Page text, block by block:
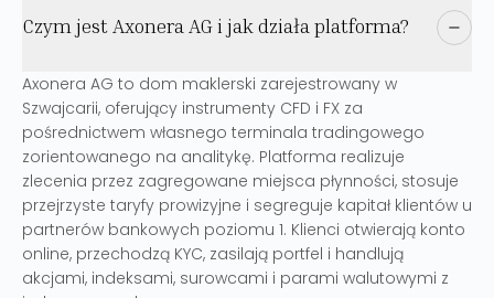
Czym jest Axonera AG i jak działa platforma?
Axonera AG to dom maklerski zarejestrowany w
Szwajcarii, oferujący instrumenty CFD i FX za
pośrednictwem własnego terminala tradingowego
zorientowanego na analitykę. Platforma realizuje
zlecenia przez zagregowane miejsca płynności, stosuje
przejrzyste taryfy prowizyjne i segreguje kapitał klientów u
partnerów bankowych poziomu 1. Klienci otwierają konto
online, przechodzą KYC, zasilają portfel i handlują
akcjami, indeksami, surowcami i parami walutowymi z